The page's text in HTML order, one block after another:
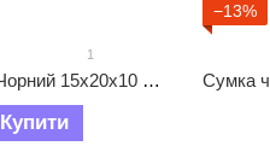
1
Сумка Чоловіча M&J Чорний 15х20х10 см (2031)
Купити
−13%